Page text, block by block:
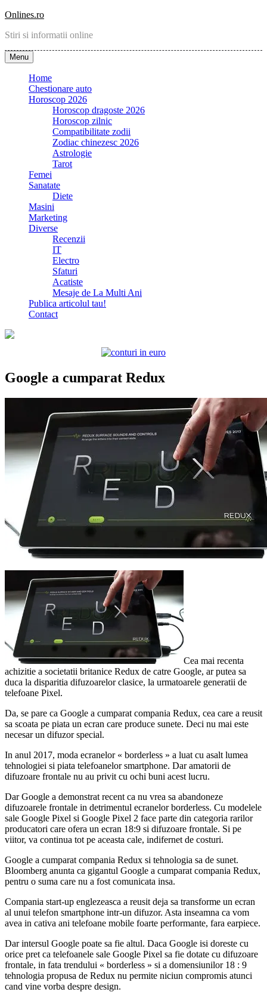
Skip
content
Onlines.ro
Stiri si informatii online
Menu
Home
Chestionare auto
Horoscop 2026
Horoscop dragoste 2026
Horoscop zilnic
Compatibilitate zodii
Zodiac chinezesc 2026
Astrologie
Tarot
Femei
Sanatate
Diete
Masini
Marketing
Diverse
Recenzii
IT
Electro
Sfaturi
Acatiste
Mesaje de La Multi Ani
Publica articolul tau!
Contact
Google a cumparat Redux
Cea mai recenta
achizitie a societatii britanice Redux de catre Google, ar putea sa
duca la disparitia difuzoarelor clasice, la urmatoarele generatii de
telefoane Pixel.
Da, se pare ca Google a cumparat compania Redux, cea care a reusit
sa scoata pe piata un ecran care produce sunete. Deci nu mai este
necesar un difuzor special.
In anul 2017, moda ecranelor « borderless » a luat cu asalt lumea
tehnologiei si piata telefoanelor smartphone. Dar amatorii de
difuzoare frontale nu au privit cu ochi buni acest lucru.
Dar Google a demonstrat recent ca nu vrea sa abandoneze
difuzoarele frontale in detrimentul ecranelor borderless. Cu modelele
sale Google Pixel si Google Pixel 2 face parte din categoria rarilor
producatori care ofera un ecran 18:9 si difuzoare frontale. Si pe
viitor, va continua tot pe aceasta cale, indifernet de costuri.
Google a cumparat compania Redux si tehnologia sa de sunet.
Bloomberg anunta ca gigantul Google a cumparat compania Redux,
pentru o suma care nu a fost comunicata insa.
Compania start-up englezeasca a reusit deja sa transforme un ecran
al unui telefon smartphone intr-un difuzor. Asta inseamna ca vom
avea in cativa ani telefoane mobile foarte performante, fara earpiece.
Dar intersul Google poate sa fie altul. Daca Google isi doreste cu
orice pret ca telefoanele sale Google Pixel sa fie dotate cu difuzoare
frontale, in fata trendului « borderless » si a domensiunilor 18 : 9
tehnologia propusa de Redux nu permite niciun compromis atunci
cand vine vorba despre design.